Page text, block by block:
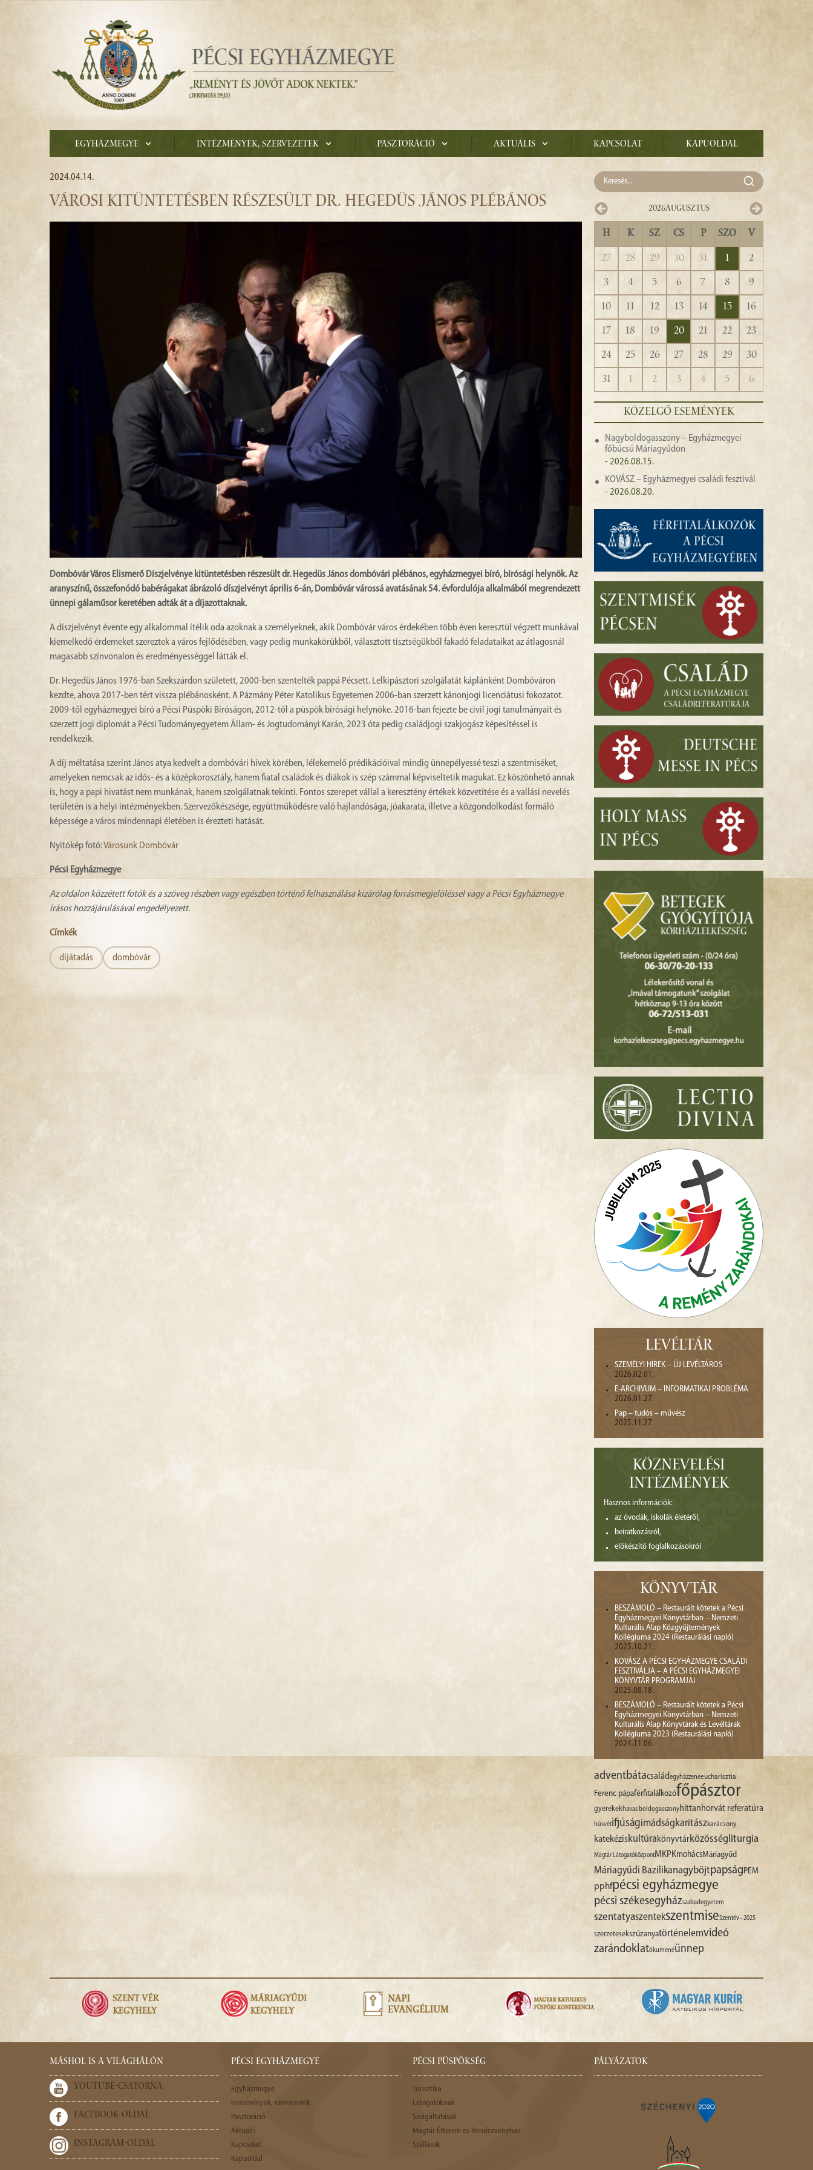
Egyházmegye Intézmények, szervezetek Pasztoráció Aktuális Kapcsolat Kapuoldal
2024.04.14.
VÁROSI KITÜNTETÉSBEN RÉSZESÜLT DR. HEGEDÜS JÁNOS PLÉBÁNOS
Dombóvár Város Elismerő Díszjelvénye kitüntetésben részesült dr. Hegedüs János dombóvári plébános, egyházmegyei bíró, bírósági helynök. Az
aranyszínű, összefonódó babérágakat ábrázoló díszjelvényt április 6-án, Dombóvár várossá avatásának 54. évfordulója alkalmából megrendezett
ünnepi gálaműsor keretében adták át a díjazottaknak.
A díszjelvényt évente egy alkalommal ítélik oda azoknak a személyeknek, akik Dombóvár város érdekében több éven keresztül végzett munkával
kiemelkedő érdemeket szereztek a város fejlődésében, vagy pedig munkakörükből, választott tisztségükből fakadó feladataikat az átlagosnál
magasabb színvonalon és eredményességgel látták el.
Dr. Hegedüs János 1976-ban Szekszárdon született, 2000-ben szentelték pappá Pécsett. Lelkipásztori szolgálatát káplánként Dombóváron
kezdte, ahova 2017-ben tért vissza plébánosként. A Pázmány Péter Katolikus Egyetemen 2006-ban szerzett kánonjogi licenciátusi fokozatot.
2009-től egyházmegyei bíró a Pécsi Püspöki Bíróságon, 2012-től a püspök bírósági helynöke. 2016-ban fejezte be civil jogi tanulmányait és
szerzett jogi diplomát a Pécsi Tudományegyetem Állam- és Jogtudományi Karán, 2023 óta pedig családjogi szakjogász képesítéssel is
rendelkezik.
A díj méltatása szerint János atya kedvelt a dombóvári hívek körében, lélekemelő prédikációival mindig ünnepélyessé teszi a szentmiséket,
amelyeken nemcsak az idős- és a középkorosztály, hanem fiatal családok és diákok is szép számmal képviseltetik magukat. Ez köszönhető annak
is, hogy a papi hivatást nem munkának, hanem szolgálatnak tekinti. Fontos szerepet vállal a keresztény értékek közvetítése és a vallási nevelés
területén is a helyi intézményekben. Szervezőkészsége, együttműködésre való hajlandósága, jóakarata, illetve a közgondolkodást formáló
képessége a város mindennapi életében is érezteti hatását.
Nyitókép fotó:Városunk Dombóvár
Pécsi Egyházmegye
Az oldalon közzétett fotók és a szöveg részben vagy egészben történő felhasználása kizárólag forrásmegjelöléssel vagy a Pécsi Egyházmegye
írásos hozzájárulásával engedélyezett.
Címkék
díjátadás dombóvár
2026Augusztus
H K SZ CS P SZO V
27 28 29 30 31 1
2
3
4 5 6 7 8
9
10
11 12 13 14 15
16
17
18 19 20 21 22
23
24
25 26 27 28 29
30
31
1 2 3 4 5 6
KÖZELGŐ ESEMÉNYEK
Nagyboldogasszony – Egyházmegyei
főbúcsú Máriagyűdön
- 2026.08.15.
KOVÁSZ – Egyházmegyei családi fesztivál
- 2026.08.20.
LEVÉLTÁR
SZEMÉLYI HÍREK – ÚJ LEVÉLTÁROS
2026.02.01.
E-ARCHIVUM – INFORMATIKAI PROBLÉMA
2026.01.27.
Pap – tudós – művész
2025.11.27.
KÖZNEVELÉSI
INTÉZMÉNYEK
Hasznos információk:
az óvodák, iskolák életéről,
beiratkozásról,
előkészítő foglalkozásokról
KÖNYVTÁR
BESZÁMOLÓ – Restaurált kötetek a Pécsi
Egyházmegyei Könyvtárban – Nemzeti
Kulturális Alap Közgyűjtemények
Kollégiuma 2024 (Restaurálási napló)
2025.10.21.
KOVÁSZ A PÉCSI EGYHÁZMEGYE CSALÁDI
FESZTIVÁLJA – A PÉCSI EGYHÁZMEGYEI
KÖNYVTÁR PROGRAMJAI
2025.08.18.
BESZÁMOLÓ – Restaurált kötetek a Pécsi
Egyházmegyei Könyvtárban – Nemzeti
Kulturális Alap Könyvtárak és Levéltárak
Kollégiuma 2023 (Restaurálási napló)
2024.11.06.
adventbátacsaládegyházzeneeucharisztia
Ferenc pápaférfitalálkozófőpásztor
gyerekekhavas boldogasszonyhittanhorvát referatúra
húsvétifjúságimádságkaritászkarácsony
katekéziskultúra könyvtárközösségliturgia
Magtár LátogatóközpontMKPKmohácsMáriagyűd
Máriagyűdi Bazilikanagyböjtpapság PEM
pphfpécsi egyházmegye
pécsi székesegyházszabadegyetem
szentatyaszentekszentmiseSzentév - 2025
szerzetesekszűzanyatörténelemvideó
zarándoklatökumenéünnep
MÁSHOL IS A VILÁGHÁLÓN
YOUTUBE-CSATORNA
FACEBOOK-OLDAL
INSTAGRAM-OLDAL
PÉCSI EGYHÁZMEGYE
Egyházmegye
Intézmények, szervezetek
Pasztoráció
Aktuális
Kapcsolat
Kapuoldal
PÉCSI PÜSPÖKSÉG
Turisztika
Látogatóknak
Szolgáltatások
Magtár Étterem és Rendezvényház
Szállások
PÁLYÁZATOK